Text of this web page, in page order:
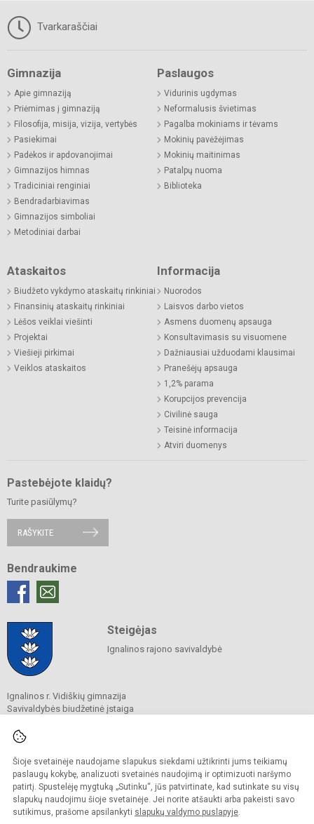
Šioje svetainėje naudojame slapukus siekdami užtikrinti jums teikiamų
paslaugų kokybę, analizuoti svetainės naudojimą ir optimizuoti naršymo
patirtį. Spustelėję mygtuką „Sutinku“, jūs patvirtinate, kad sutinkate su visų
slapukų naudojimu šioje svetainėje. Jei norite atšaukti arba pakeisti savo
sutikimus, prašome apsilankyti slapukų valdymo puslapyje.
Tvarkaraščiai
Gimnazija
Apie gimnaziją
Priėmimas į gimnaziją
Filosofija, misija, vizija, vertybės
Pasiekimai
Padėkos ir apdovanojimai
Gimnazijos himnas
Tradiciniai renginiai
Bendradarbiavimas
Gimnazijos simboliai
Metodiniai darbai
Paslaugos
Vidurinis ugdymas
Neformalusis švietimas
Pagalba mokiniams ir tėvams
Mokinių pavėžėjimas
Mokinių maitinimas
Patalpų nuoma
Biblioteka
Ataskaitos
Biudžeto vykdymo ataskaitų rinkiniai
Finansinių ataskaitų rinkiniai
Lėšos veiklai viešinti
Projektai
Viešieji pirkimai
Veiklos ataskaitos
Informacija
Nuorodos
Laisvos darbo vietos
Asmens duomenų apsauga
Konsultavimasis su visuomene
Dažniausiai užduodami klausimai
Pranešėjų apsauga
1,2% parama
Korupcijos prevencija
Civilinė sauga
Teisinė informacija
Atviri duomenys
Pastebėjote klaidų?
Turite pasiūlymų?
RAŠYKITE
Bendraukime
Steigėjas
Ignalinos rajono savivaldybė
Ignalinos r. Vidiškių gimnazija
Savivaldybės biudžetinė įstaiga
Tel./ faks.
El. p.
Duomenys kaupiami ir saugomi
Juridinių asmenų registre
Įmonės kodas 191089725